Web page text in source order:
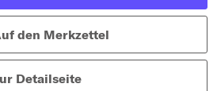
den Merkzettel
Detailseite